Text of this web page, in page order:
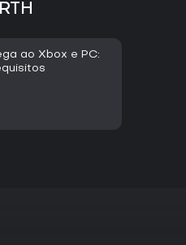
ao Xbox e PC: